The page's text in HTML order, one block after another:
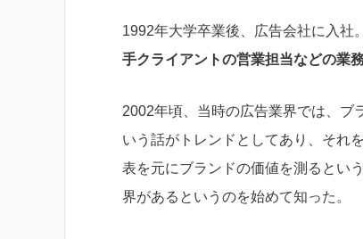
1992年大学卒業後、広告会社に入社。
手クライアントの営業担当などの業
2002年頃、当時の広告業界では、ブ
いう話がトレンドとしてあり、それ
表を元にブランドの価値を測るとい
界があるというのを始めて知った。